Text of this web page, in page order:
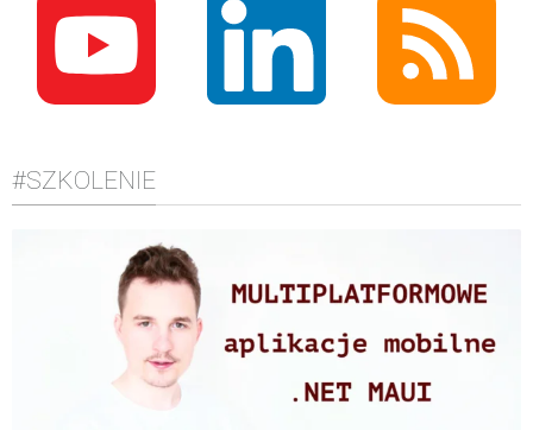
#SZKOLENIE